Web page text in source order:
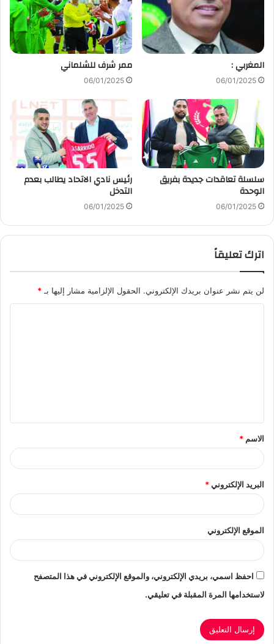
المغربي :
06/01/2025
ممر شرف للشلماني
06/01/2025
سلسلة تعاقدات جديدة بفريق
الوحدة
06/01/2025
رئيس نادي الاتحاد يطالب بعدم
التدخل
06/01/2025
اترك تعليقاً
لن يتم نشر عنوان بريدك الإلكتروني. الحقول الإلزامية مشار إليها بـ *
ق
*
الاسم *
البريد الإلكتروني*
الموقع الإلكتروني
احفظ اسمي، بريدي الإلكتروني، والموقع الإلكتروني في هذا المتصفح
لاستخدامها المرة المقبلة في تعليقي.